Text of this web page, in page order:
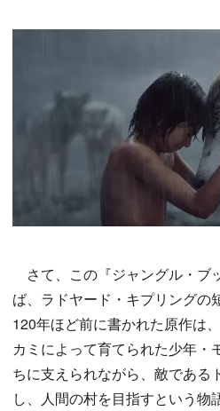
さて、この『ジャングル・ブ
ば、ラドヤード・キプリングの
120年ほど前に書かれた原作は
カミによって育てられた少年・
ちに支えられながら、敵である
し、人間の村を目指すという物